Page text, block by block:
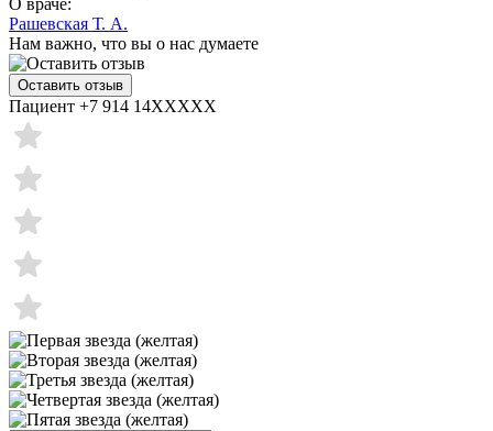
О враче:
Рашевская Т. А.
Нам важно, что вы о нас думаете
Оставить отзыв
Пациент +7 914 14XXXXX